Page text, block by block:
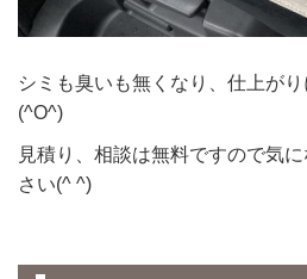
シミも臭いも無くなり、仕上が
(^O^)
見積り、相談は無料ですので気
さい(^ ^)